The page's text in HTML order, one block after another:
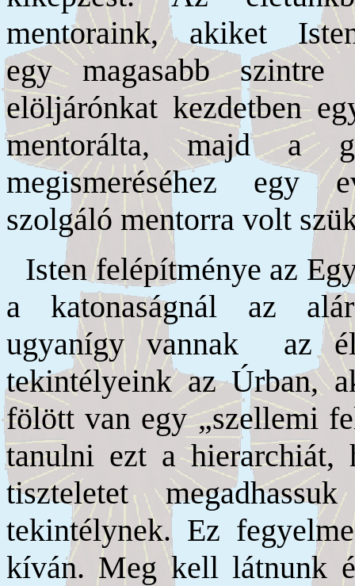
mentoraink, akiket
egy magasabb
elöljárónkat kezdetben
mentorálta, majd a
megismeréséhez egy
szolgáló mentorra volt
Isten felépítménye az
a katonaságnál az
ugyanígy vannak az
tekintélyeink az Úrban,
fölött van egy „szellemi
tanulni ezt a hierarchiát,
tiszteletet
tekintélynek. Ez
kíván. Meg kell látnunk